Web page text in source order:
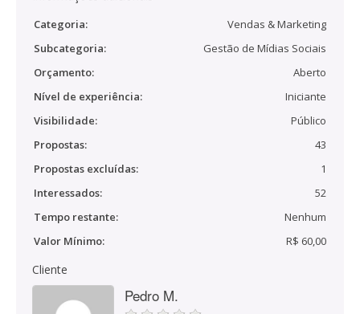
Categoria:
Vendas & Marketing
Subcategoria:
Gestão de Mídias Sociais
Orçamento:
Aberto
Nível de experiência:
Iniciante
Visibilidade:
Público
Propostas:
43
Propostas excluídas:
1
Interessados:
52
Tempo restante:
Nenhum
Valor Mínimo:
R$ 60,00
Cliente
Pedro M.